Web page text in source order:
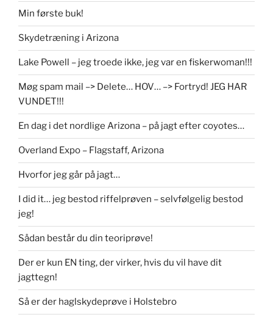
Min første buk!
Skydetræning i Arizona
Lake Powell – jeg troede ikke, jeg var en fiskerwoman!!!
Møg spam mail –> Delete… HOV… –> Fortryd! JEG HAR
VUNDET!!!
En dag i det nordlige Arizona – på jagt efter coyotes…
Overland Expo – Flagstaff, Arizona
Hvorfor jeg går på jagt…
I did it… jeg bestod riffelprøven – selvfølgelig bestod
jeg!
Sådan består du din teoriprøve!
Der er kun EN ting, der virker, hvis du vil have dit
jagttegn!
Så er der haglskydeprøve i Holstebro